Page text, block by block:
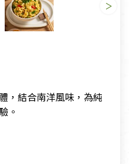
，結合南洋風味，為純
。